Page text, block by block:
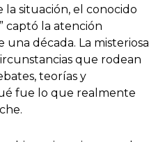
la situación, el conocido
captó la atención
década. La misteriosa
que rodean
teorías y
fue lo que realmente